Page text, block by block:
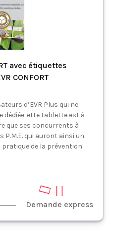
avec étiquettes
CONFORT
d’EVR Plus qui ne
dédiée. ette tablette est à
que ses concurrents à
P.M.E. qui auront ainsi un
de la prévention
Demande express